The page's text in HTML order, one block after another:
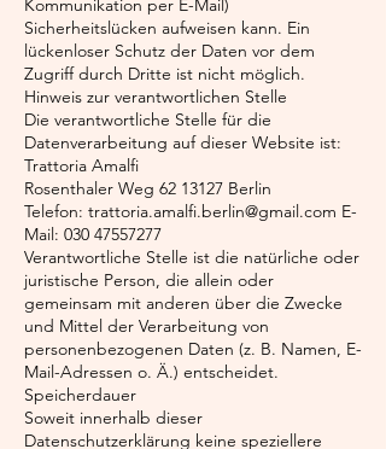
Kommunikation per E-Mail)
Sicherheitslücken aufweisen kann. Ein
lückenloser Schutz der Daten vor dem
Zugriff durch Dritte ist nicht möglich.
Hinweis zur verantwortlichen Stelle
Die verantwortliche Stelle für die
Datenverarbeitung auf dieser Website ist:
Trattoria Amalfi
Rosenthaler Weg 62 13127 Berlin
Telefon: trattoria.amalfi.berlin@gmail.com E-
Mail: 030 47557277
Verantwortliche Stelle ist die natürliche oder
juristische Person, die allein oder
gemeinsam mit anderen über die Zwecke
und Mittel der Verarbeitung von
personenbezogenen Daten (z. B. Namen, E-
Mail-Adressen o. Ä.) entscheidet.
Speicherdauer
Soweit innerhalb dieser
Datenschutzerklärung keine speziellere